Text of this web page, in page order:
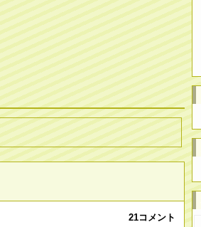
21コメント